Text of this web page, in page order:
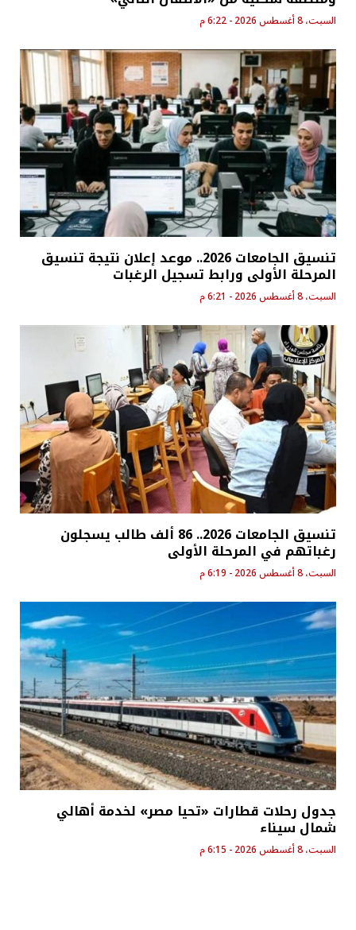
السبت، 8 أغسطس 2026 - 6:22 م
تنسيق الجامعات 2026.. موعد إعلان نتيجة تنسيق
المرحلة الأولى ورابط تسجيل الرغبات
السبت، 8 أغسطس 2026 - 6:21 م
تنسيق الجامعات 2026.. 86 ألف طالب يسجلون
رغباتهم في المرحلة الأولى
السبت، 8 أغسطس 2026 - 6:19 م
جدول رحلات قطارات «تحيا مصر» لخدمة أهالي
شمال سيناء
السبت، 8 أغسطس 2026 - 6:15 م